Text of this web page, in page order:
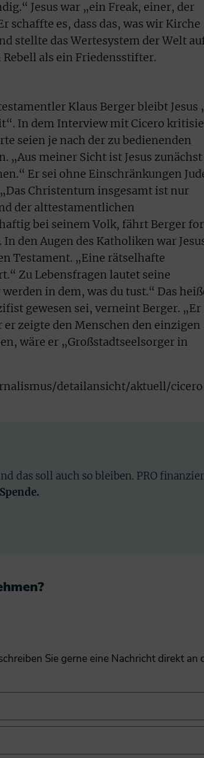
Jesus war „ein Freak, einer, der
schaffte es, dass das, was wir Kirche
stellte das Wertesystem der Welt
als ein Friedensstifter.
Klaus Berger bleibt Jesus
In dem Interview mit Cicero
seien je nach der zu bedienenden
meiner Sicht ist Jesus zunächst
Er sei ohne Einschränkungen
Christentum insgesamt ist nur
der alttestamentlichen
bei seinem Volk, fährt Berger
den Augen des Katholiken war
Testament. „Eine rätselhafte
Zu Lebensfragen lautet seine
in dem, was du tust.“ Das
gewesen sei, verneint Berger. „Er
zeigte den Menschen den einzigen
wäre er „Großstadtseelsorger in
detailansicht/aktuell/
das soll auch so bleiben. PRO
Sie gerne eine Nachricht direkt an